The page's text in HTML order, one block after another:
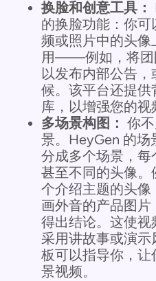
换脸和创意工具：
的换脸功能：你
频或照片中的头
用——例如，将团
以发布内部公告
候。该平台还提
库，以增强您的视
多场景构图： 你
景。HeyGen 的场
分成多个场景，
甚至不同的头像。
个介绍主题的头像
画外音的产品图
得出结论。这使
采用讲故事或演
板可以指导你，
景视频。